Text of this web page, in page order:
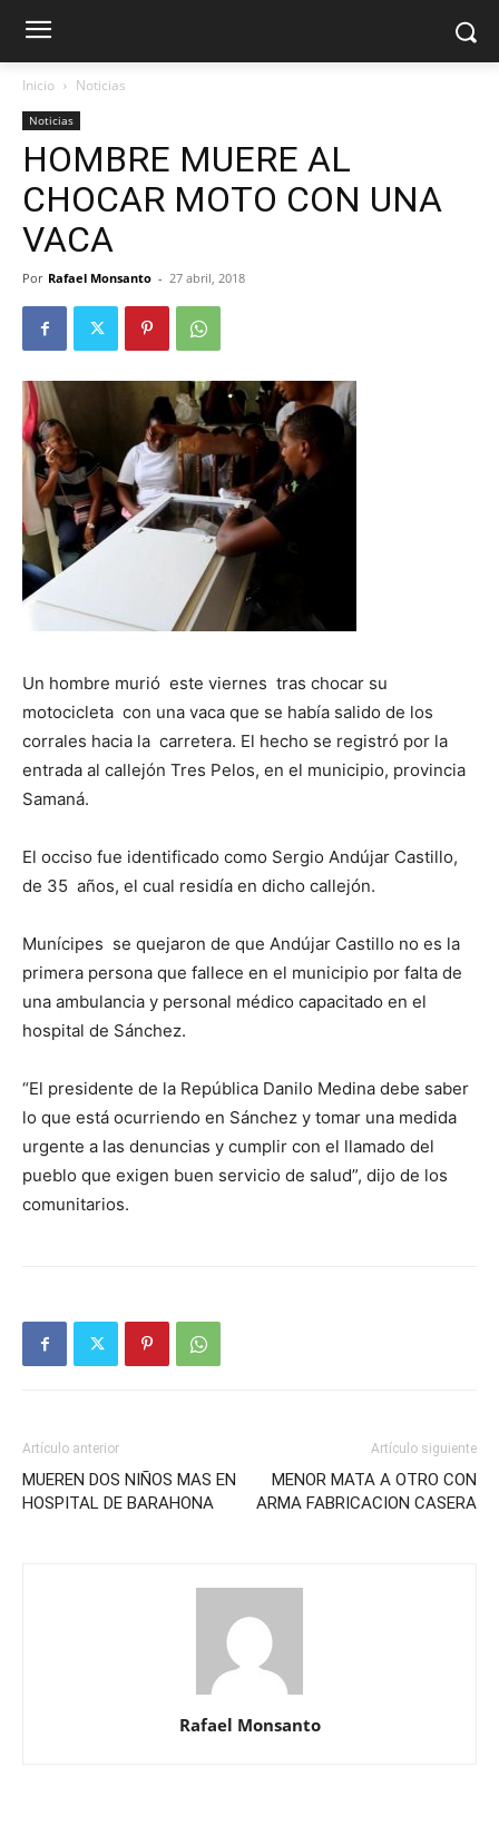
Inicio Noticias
Noticias
HOMBRE MUERE AL
CHOCAR MOTO CON UNA
VACA
Por Rafael Monsanto - 27 abril, 2018
Un hombre murió este viernes tras chocar su
motocicleta con una vaca que se había salido de los
corrales hacia la carretera. El hecho se registró por la
entrada al callejón Tres Pelos, en el municipio, provincia
Samaná.
El occiso fue identificado como Sergio Andújar Castillo,
de 35 años, el cual residía en dicho callejón.
Munícipes se quejaron de que Andújar Castillo no es la
primera persona que fallece en el municipio por falta de
una ambulancia y personal médico capacitado en el
hospital de Sánchez.
“El presidente de la República Danilo Medina debe saber
lo que está ocurriendo en Sánchez y tomar una medida
urgente a las denuncias y cumplir con el llamado del
pueblo que exigen buen servicio de salud”, dijo de los
comunitarios.
Artículo anterior
MUEREN DOS NIÑOS MAS EN
HOSPITAL DE BARAHONA
Artículo siguiente
MENOR MATA A OTRO CON
ARMA FABRICACION CASERA
Rafael Monsanto